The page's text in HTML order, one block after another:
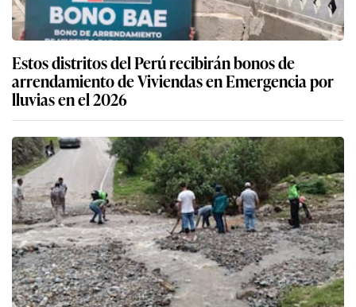
Estos distritos del Perú recibirán bonos de
arrendamiento de Viviendas en Emergencia por
lluvias en el 2026